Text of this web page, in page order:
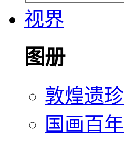
视界
图册
敦煌遗珍
国画百年